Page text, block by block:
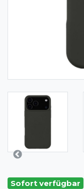
Sofort verfügbar